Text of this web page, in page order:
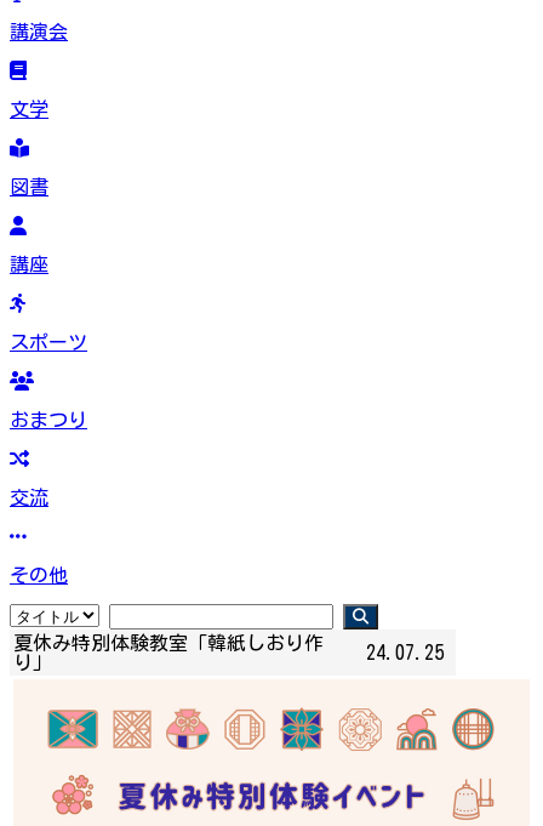
講演会
文学
図書
講座
スポーツ
おまつり
交流
その他
夏休み特別体験教室「韓紙しおり作
り」
24.07.25